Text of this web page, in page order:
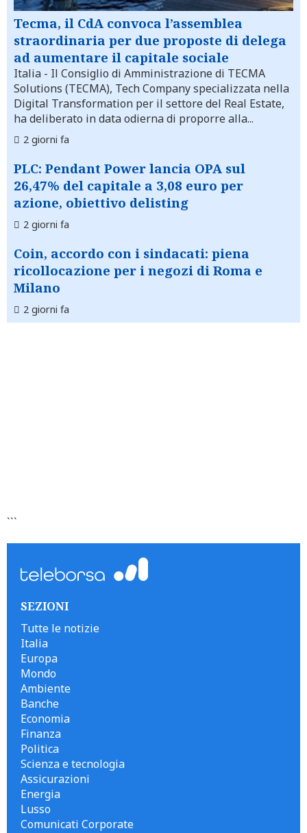
Tecma, il CdA convoca l’assemblea
straordinaria per due proposte di delega
ad aumentare il capitale sociale
Italia - Il Consiglio di Amministrazione di TECMA
Solutions (TECMA), Tech Company specializzata nella
Digital Transformation per il settore del Real Estate,
ha deliberato in data odierna di proporre alla...
2 giorni fa
PLC: Pendant Power lancia OPA sul
26,47% del capitale a 3,08 euro per
azione, obiettivo delisting
2 giorni fa
Coin, accordo con i sindacati: piena
ricollocazione per i negozi di Roma e
Milano
2 giorni fa
```
SEZIONI
Tutte le notizie
Italia
Europa
Mondo
Ambiente
Banche
Economia
Finanza
Politica
Scienza e tecnologia
Assicurazioni
Energia
Lusso
Comunicati Corporate